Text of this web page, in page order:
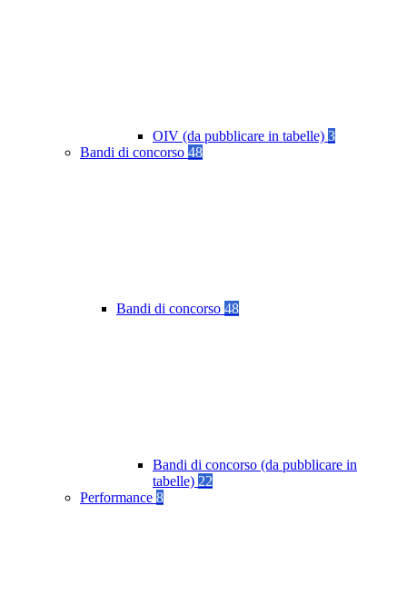
OIV (da pubblicare in tabelle) 3
Bandi di concorso 48
Bandi di concorso 48
Bandi di concorso (da pubblicare in
tabelle) 22
Performance 8